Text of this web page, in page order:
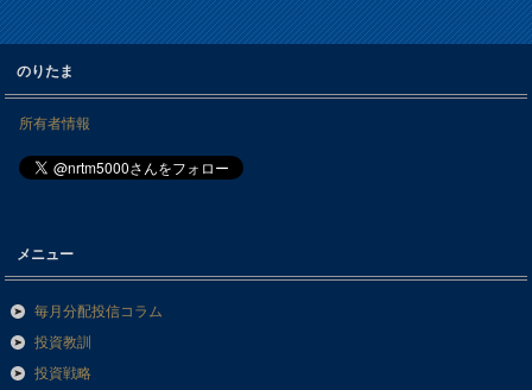
のりたま
所有者情報
メニュー
毎月分配投信コラム
投資教訓
投資戦略